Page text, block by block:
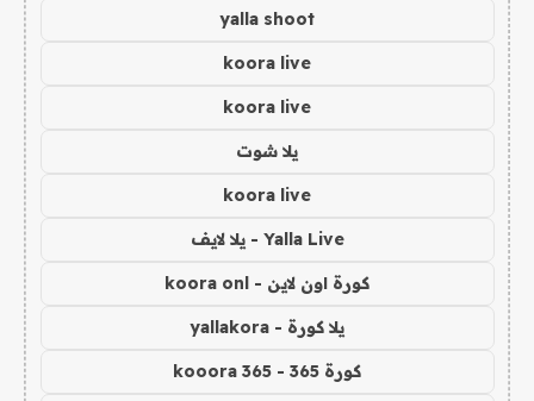
yalla shoot
koora live
koora live
يلا شوت
koora live
Yalla Live - يلا لايف
كورة اون لاين - koora onl
يلا كورة - yallakora
كورة 365 - kooora 365